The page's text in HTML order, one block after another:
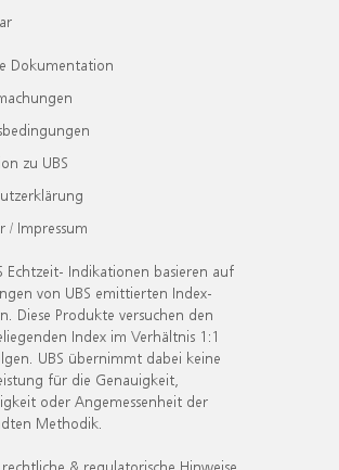
Dokumentation
zu UBS
/ Impressum
Echtzeit- Indikationen basieren auf
von UBS emittierten Index-
Diese Produkte versuchen den
Index im Verhältnis 1:1
UBS übernimmt dabei keine
für die Genauigkeit,
oder Angemessenheit der
Methodik.